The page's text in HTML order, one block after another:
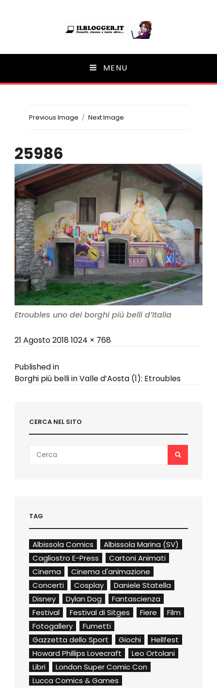
Ilblogger.it
Il portalino di blog | MENU
Previous Image Next Image
25986
Etroubles uno dei borghi più belli d’Italia
Posted
21 Agosto 2018Full
1024 × 768
Navigazione
articoli
Published in
Borghi più belli in Valle d’Aosta (1): Etroubles
CERCA NEL SITO
for:
SEARCH
TAG
Albissola Comics
Albissola Marina (SV)
Cagliostro E-Press
Cartoni Animati
Cinema
Cinema d'animazione
Concerti
Cosplay
Daniele Statella
Disney
Dylan Dog
Fantascienza
Festival
Festival di Sitges Fiere
Film
Fotogallery
Fumetti
Gazzetta dello Sport
Giochi
Hellfest
Howard Phillips Lovecraft
Leo Ortolani
Libri
London Super Comic Con
Lucca Comics & Games